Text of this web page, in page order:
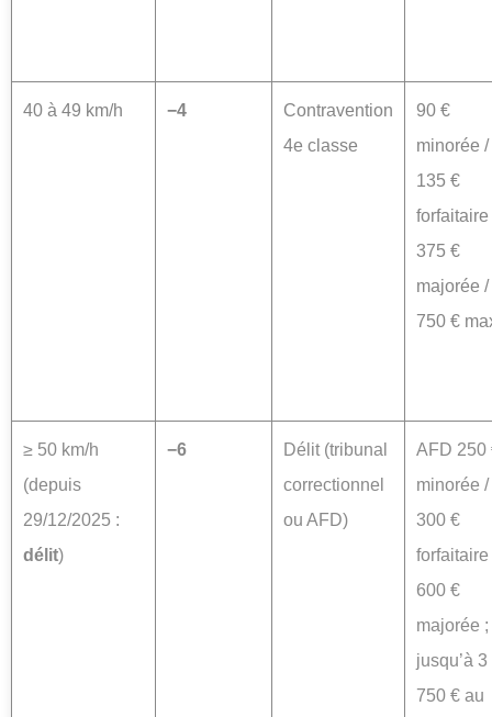
40 à 49 km/h −4
Contravention
4e classe
90 €
minorée /
135 €
forfaitaire
375 €
majorée /
750 €
≥ 50 km/h
(depuis
29/12/2025 :
délit)
−6
Délit (tribunal
correctionnel
ou AFD)
AFD 250
minorée /
300 €
forfaitaire
600 €
majorée ;
jusqu’à 3
750 € au